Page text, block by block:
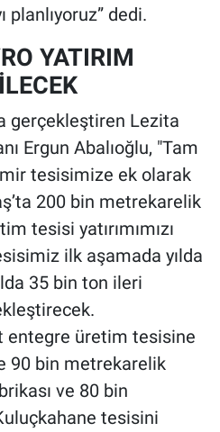
planlıyoruz” dedi.
YATIRIM
gerçekleştiren Lezita
Ergun Abalıoğlu, "Tam
tesisimize ek olarak
200 bin metrekarelik
tesisi yatırımımızı
ilk aşamada yılda
35 bin ton ileri
entegre üretim tesisine
90 bin metrekarelik
ve 80 bin
tesisini